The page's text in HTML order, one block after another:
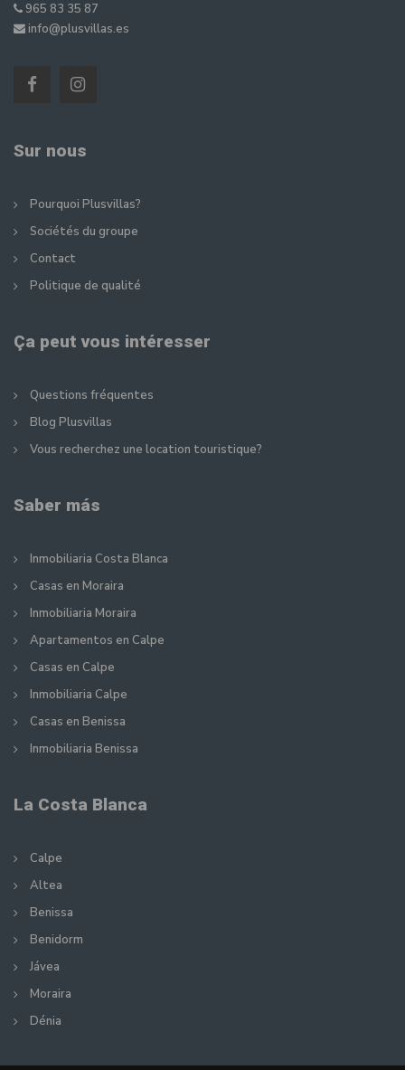
965 83 35 87
info@plusvillas.es
Sur nous
Pourquoi Plusvillas?
Sociétés du groupe
Contact
Politique de qualité
Ça peut vous intéresser
Questions fréquentes
Blog Plusvillas
Vous recherchez une location touristique?
Saber más
Inmobiliaria Costa Blanca
Casas en Moraira
Inmobiliaria Moraira
Apartamentos en Calpe
Casas en Calpe
Inmobiliaria Calpe
Casas en Benissa
Inmobiliaria Benissa
La Costa Blanca
Calpe
Altea
Benissa
Benidorm
Jávea
Moraira
Dénia